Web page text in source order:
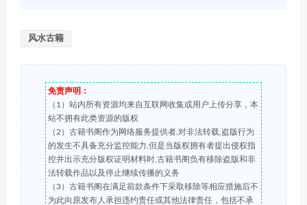
风水古籍
免责声明：
（1）站内所有资源均来自互联网收集或用户上传分享，本
站不拥有此类资源的版权
（2）古籍书阁作为网络服务提供者,对非法转载,盗版行为
的发生不具备充分监控能力.但是当版权拥有者提出侵权指
控并出示充分版权证明材料时,古籍书阁负有移除盗版和非
法转载作品以及停止继续传播的义务
（3）古籍书阁在满足前款条件下采取移除等相应措施后不
为此向原发布人承担违约责任或其他法律责任，包括不承